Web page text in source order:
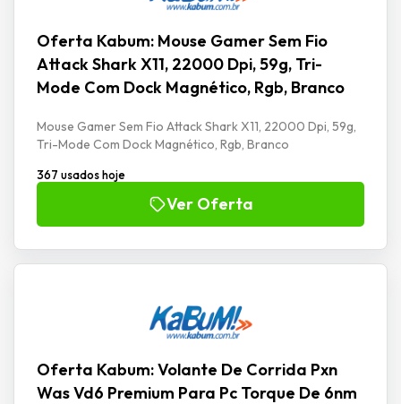
Oferta Kabum: Mouse Gamer Sem Fio
Attack Shark X11, 22000 Dpi, 59g, Tri-
Mode Com Dock Magnético, Rgb, Branco
Mouse Gamer Sem Fio Attack Shark X11, 22000 Dpi, 59g,
Tri-Mode Com Dock Magnético, Rgb, Branco
367 usados hoje
Ver Oferta
Oferta Kabum: Volante De Corrida Pxn
Was Vd6 Premium Para Pc Torque De 6nm